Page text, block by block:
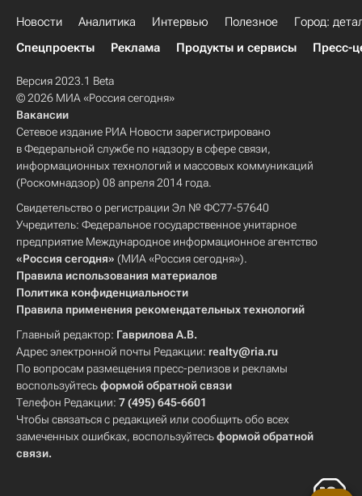
Новости Аналитика Интервью Полезное
Город:
Спецпроекты
Реклама Продукты и сервисы Пресс-
Версия 2023.1 Beta
© 2026 МИА «Россия сегодня»
Вакансии
Сетевое издание РИА Новости зарегистрировано
в Федеральной службе по надзору в сфере связи,
информационных технологий и массовых коммуникаций
(Роскомнадзор) 08 апреля 2014 года.
Свидетельство о регистрации Эл № ФС77-57640
Учредитель: Федеральное государственное унитарное
предприятие Международное информационное агентство
«Россия сегодня» (МИА «Россия сегодня»).
Правила использования материалов
Политика конфиденциальности
Правила применения рекомендательных технологий
Главный редактор: Гаврилова А.В.
Адрес электронной почты Редакции: realty@ria.ru
По вопросам размещения пресс-релизов и рекламы
воспользуйтесьформой обратной связи
Телефон Редакции: 7 (495) 645-6601
Чтобы связаться с редакцией или сообщить обо всех
замеченных ошибках, воспользуйтесьформой обратной
связи.